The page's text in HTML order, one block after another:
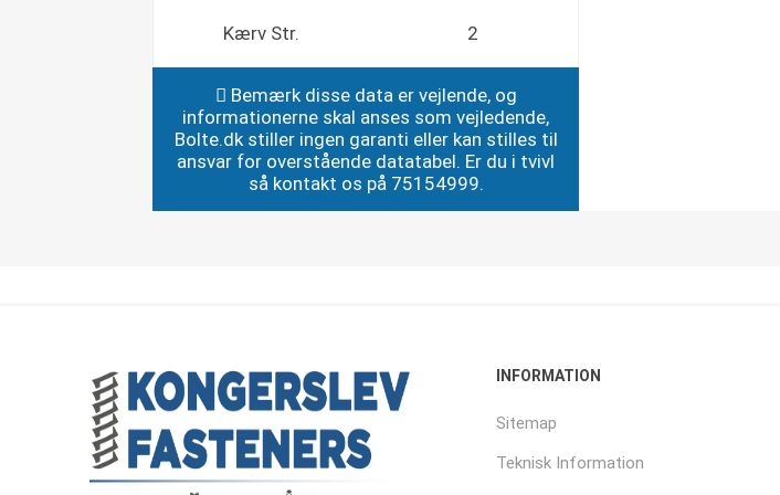
Kærv Str. 2
Bemærk disse data er vejlende, og
informationerne skal anses som vejledende,
Bolte.dk stiller ingen garanti eller kan stilles til
ansvar for overstående datatabel. Er du i tvivl
så kontakt os på 75154999.
INFORMATION
Sitemap
Teknisk Information